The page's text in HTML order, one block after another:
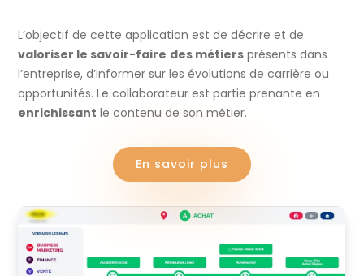
L’objectif de cette application est de décrire et de
valoriser le savoir-faire des métiers présents dans
l’entreprise, d’informer sur les évolutions de carrière ou
opportunités. Le collaborateur est partie prenante en
enrichissant le contenu de son métier.
En savoir plus